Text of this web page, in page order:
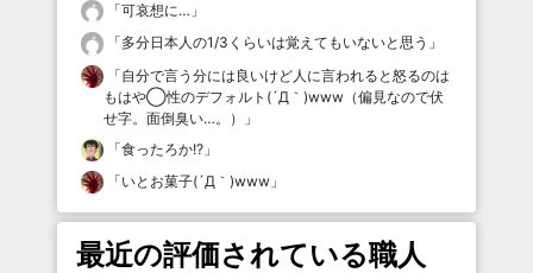
「可哀想に… 」
「多分日本人の1/3くらいは覚えてもいないと思う 」
「自分で言う分には良いけど人に言われると怒るのは
もはや◯性のデフォルト(´Д｀)www（偏見なので伏
せ字。面倒臭い…。）
」
「食ったろか!? 」
「いとお菓子(´Д｀)www 」
最近の評価されている職人